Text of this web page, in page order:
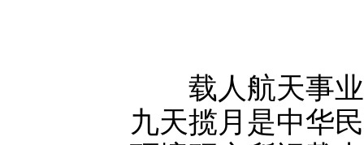
载人航天事业
九天揽月是中华